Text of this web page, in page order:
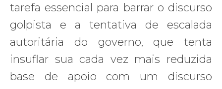
tarefa essencial para barrar o discurso
golpista e a tentativa de escalada
autoritária do governo, que tenta
insuflar sua cada vez mais reduzida
base de apoio com um discurso